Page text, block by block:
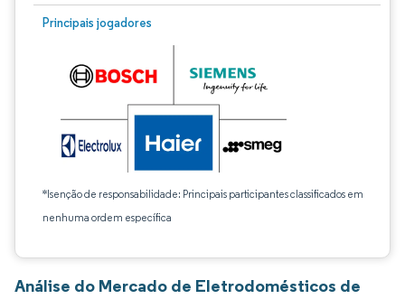
Principais jogadores
*Isenção de responsabilidade: Principais participantes classificados em
nenhuma ordem específica
Análise do Mercado de Eletrodomésticos de